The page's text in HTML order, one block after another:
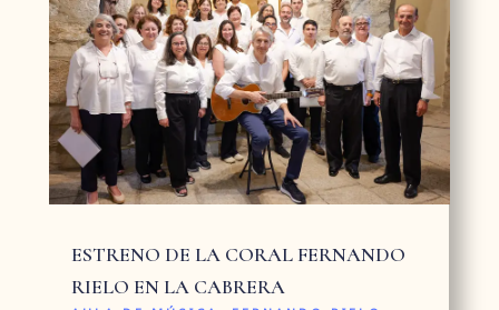
ESTRENO DE LA CORAL FERNANDO
RIELO EN LA CABRERA